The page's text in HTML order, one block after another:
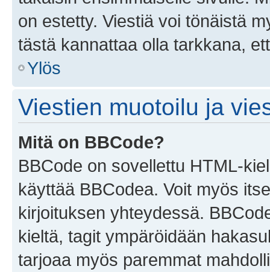
on estetty. Viestiä voi tönäistä
tästä kannattaa olla tarkkana,
Ylös
Viestien muotoilu ja
Mitä on BBCode?
BBCode on sovellettu HTML-
käyttää BBCodea. Voit myös
kirjoituksen yhteydessä.
kieltä, tagit ympäröidään
tarjoaa myös paremmat